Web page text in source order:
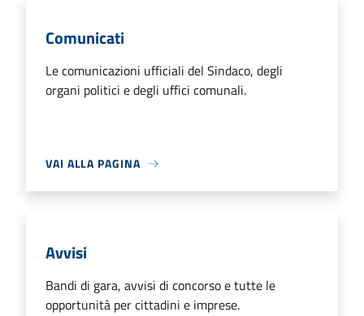
Comunicati
Le comunicazioni ufficiali del Sindaco, degli
organi politici e degli uffici comunali.
VAI ALLA PAGINA
Avvisi
Bandi di gara, avvisi di concorso e tutte le
opportunità per cittadini e imprese.